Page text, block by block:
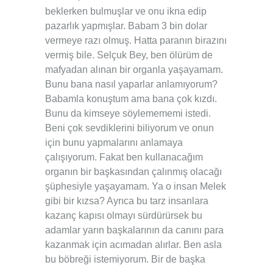
beklerken bulmuşlar ve onu ikna edip
pazarlık yapmışlar. Babam 3 bin dolar
vermeye razı olmuş. Hatta paranın birazını
vermiş bile. Selçuk Bey, ben ölürüm de
mafyadan alınan bir organla yaşayamam.
Bunu bana nasıl yaparlar anlamıyorum?
Babamla konuştum ama bana çok kızdı.
Bunu da kimseye söylemememi istedi.
Beni çok sevdiklerini biliyorum ve onun
için bunu yapmalarını anlamaya
çalışıyorum. Fakat ben kullanacağım
organın bir başkasından çalınmış olacağı
şüphesiyle yaşayamam. Ya o insan Melek
gibi bir kızsa? Ayrıca bu tarz insanlara
kazanç kapısı olmayı sürdürürsek bu
adamlar yarın başkalarının da canını para
kazanmak için acımadan alırlar. Ben asla
bu böbreği istemiyorum. Bir de başka